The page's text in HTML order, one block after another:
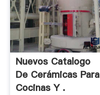
Nuevos Catalogo
De Cerámicas Para
Cocinas Y .